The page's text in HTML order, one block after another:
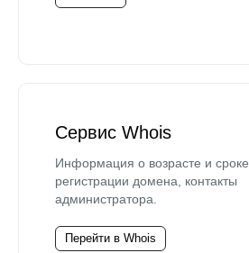
Сервис Whois
Информация о возрасте и сроке
регистрации домена, контакты
администратора.
Перейти в Whois